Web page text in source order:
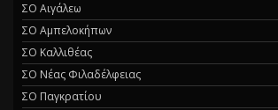
ΣΟ Αιγάλεω
ΣΟ Αμπελοκήπων
ΣΟ Καλλιθέας
ΣΟ Νέας Φιλαδέλφειας
ΣΟ Παγκρατίου